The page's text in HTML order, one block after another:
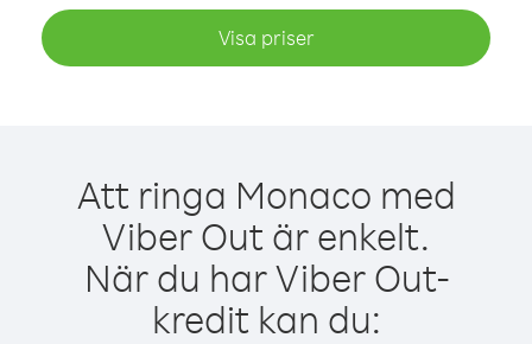
Visa priser
Att ringa Monaco med
Viber Out är enkelt.
När du har Viber Out-
kredit kan du: